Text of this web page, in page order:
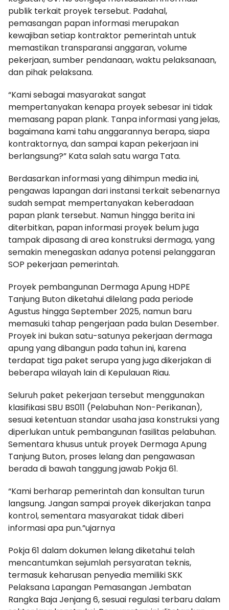
publik terkait proyek tersebut. Padahal,
pemasangan papan informasi merupakan
kewajiban setiap kontraktor pemerintah untuk
memastikan transparansi anggaran, volume
pekerjaan, sumber pendanaan, waktu pelaksanaan,
dan pihak pelaksana.
“Kami sebagai masyarakat sangat
mempertanyakan kenapa proyek sebesar ini tidak
memasang papan plank. Tanpa informasi yang jelas,
bagaimana kami tahu anggarannya berapa, siapa
kontraktornya, dan sampai kapan pekerjaan ini
berlangsung?” Kata salah satu warga Tata.
Berdasarkan informasi yang dihimpun media ini,
pengawas lapangan dari instansi terkait sebenarnya
sudah sempat mempertanyakan keberadaan
papan plank tersebut. Namun hingga berita ini
diterbitkan, papan informasi proyek belum juga
tampak dipasang di area konstruksi dermaga, yang
semakin menegaskan adanya potensi pelanggaran
SOP pekerjaan pemerintah.
Proyek pembangunan Dermaga Apung HDPE
Tanjung Buton diketahui dilelang pada periode
Agustus hingga September 2025, namun baru
memasuki tahap pengerjaan pada bulan Desember.
Proyek ini bukan satu-satunya pekerjaan dermaga
apung yang dibangun pada tahun ini, karena
terdapat tiga paket serupa yang juga dikerjakan di
beberapa wilayah lain di Kepulauan Riau.
Seluruh paket pekerjaan tersebut menggunakan
klasifikasi SBU BS011 (Pelabuhan Non-Perikanan),
sesuai ketentuan standar usaha jasa konstruksi yang
diperlukan untuk pembangunan fasilitas pelabuhan.
Sementara khusus untuk proyek Dermaga Apung
Tanjung Buton, proses lelang dan pengawasan
berada di bawah tanggung jawab Pokja 61.
“Kami berharap pemerintah dan konsultan turun
langsung. Jangan sampai proyek dikerjakan tanpa
kontrol, sementara masyarakat tidak diberi
informasi apa pun.”ujarnya
Pokja 61 dalam dokumen lelang diketahui telah
mencantumkan sejumlah persyaratan teknis,
termasuk keharusan penyedia memiliki SKK
Pelaksana Lapangan Pemasangan Jembatan
Rangka Baja Jenjang 6, sesuai regulasi terbaru dalam